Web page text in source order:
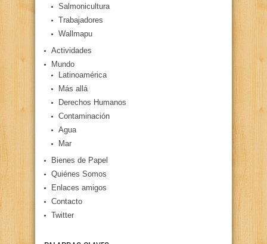
Salmonicultura
Trabajadores
Wallmapu
Actividades
Mundo
Latinoamérica
Más allá
Derechos Humanos
Contaminación
Agua
Mar
Bienes de Papel
Quiénes Somos
Enlaces amigos
Contacto
Twitter